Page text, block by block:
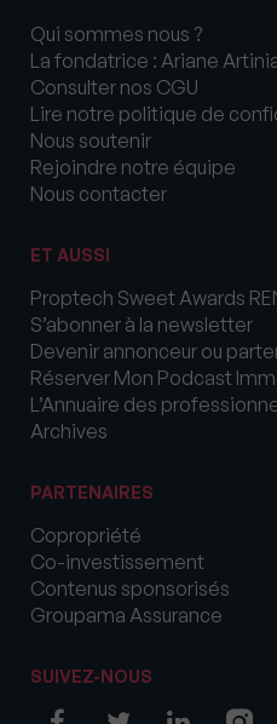
Qui sommes nous ?
La fondatrice : Ariane
Consulter nos CGU
Lire notre politique de
Nous soutenir
Rejoindre notre équipe
Nous contacter
ET AUSSI
Proptech Sweet Awards
S’abonner à la newsletter
Devenir annonceur ou
Réserver Mon Podcast
L’Annuaire des
Archives
PARTENAIRES
Copropriété
Co-investissement
Contenus sponsorisés
Groupama Assurance
SUIVEZ-NOUS